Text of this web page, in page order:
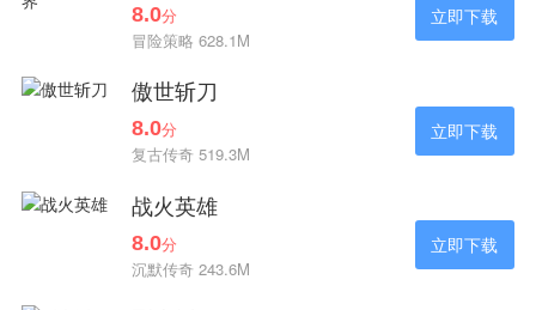
8.0分
冒险策略 628.1M
立即下载
傲世斩刀
8.0分
复古传奇 519.3M
立即下载
战火英雄
8.0分
沉默传奇 243.6M
立即下载